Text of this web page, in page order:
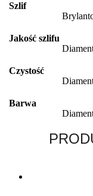
Szlif
Jakość szlifu
Czystość
Barwa